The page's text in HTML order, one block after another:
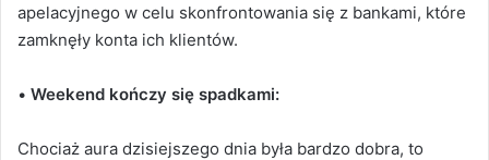
apelacyjnego w celu skonfrontowania się z bankami, które
zamknęły konta ich klientów.
• Weekend kończy się spadkami:
Chociaż aura dzisiejszego dnia była bardzo dobra, to